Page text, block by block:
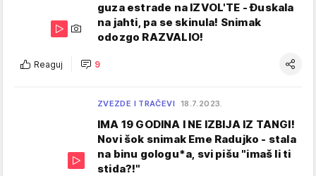
guza estrade na IZVOL'TE - Đuskala
na jahti, pa se skinula! Snimak
odozgo RAZVALIO!
Reaguj 9
ZVEZDE I TRAČEVI 18.7.2023.
IMA 19 GODINA I NE IZBIJA IZ TANGI!
Novi šok snimak Eme Radujko - stala
na binu gologu*a, svi pišu "imaš li ti
stida?!"